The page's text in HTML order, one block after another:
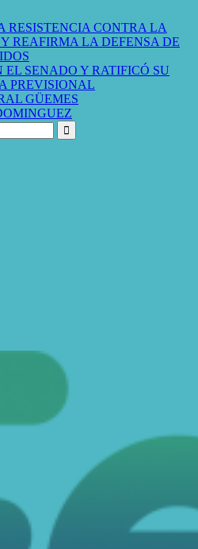
RESISTENCIA CONTRA LA
REAFIRMA LA DEFENSA DE
SENADO Y RATIFICÓ SU
PREVISIONAL
GÜEMES